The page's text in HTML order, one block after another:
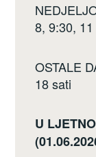
8, 9:30,
OSTALE
18 sati
U